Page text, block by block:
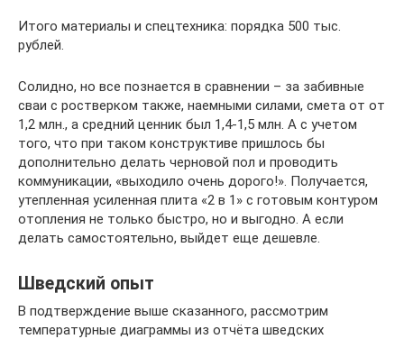
Итого материалы и спецтехника: порядка 500 тыс.
рублей.
Солидно, но все познается в сравнении – за забивные
сваи с ростверком также, наемными силами, смета от от
1,2 млн., а средний ценник был 1,4-1,5 млн. А с учетом
того, что при таком конструктиве пришлось бы
дополнительно делать черновой пол и проводить
коммуникации, «выходило очень дорого!». Получается,
утепленная усиленная плита «2 в 1» с готовым контуром
отопления не только быстро, но и выгодно. А если
делать самостоятельно, выйдет еще дешевле.
Шведский опыт
В подтверждение выше сказанного, рассмотрим
температурные диаграммы из отчёта шведских